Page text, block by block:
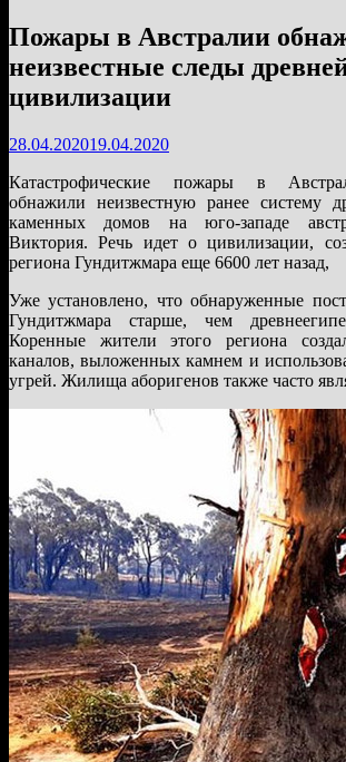
Пожары в Австралии
неизвестные следы
цивилизации
28.04.202019.04.2020
Катастрофические пожары в
обнажили неизвестную ранее систему
каменных домов на юго-западе
Виктория. Речь идет о цивилизации,
региона Гундитжмара еще 6600 лет назад,
Уже установлено, что обнаруженные
Гундитжмара старше, чем
Коренные жители этого региона
каналов, выложенных камнем и
угрей. Жилища аборигенов также часто